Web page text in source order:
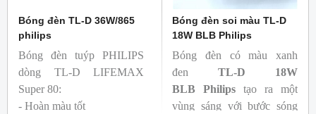
Bóng đèn TL-D 36W/865
philips
Bóng đèn tuýp PHILIPS
dòng TL-D LIFEMAX
Super 80:
- Hoàn màu tốt
Bóng đèn soi màu TL-D
18W BLB Philips
Bóng đèn có màu xanh
đen TL-D 18W
BLB
Philips tạo ra một
vùng sáng với bước sóng